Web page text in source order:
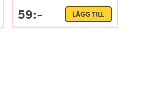
59:- LÄGG TILL